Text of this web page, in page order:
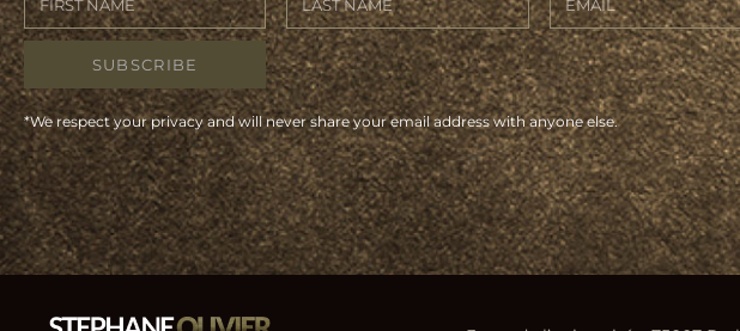
SUBSCRIBE
*We respect your privacy and will never share your email address with anyone else.